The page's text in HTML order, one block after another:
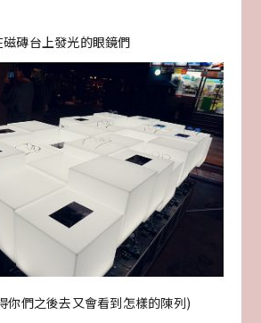
磚台上發光的眼鏡們
你們之後去又會看到怎樣的陳列)